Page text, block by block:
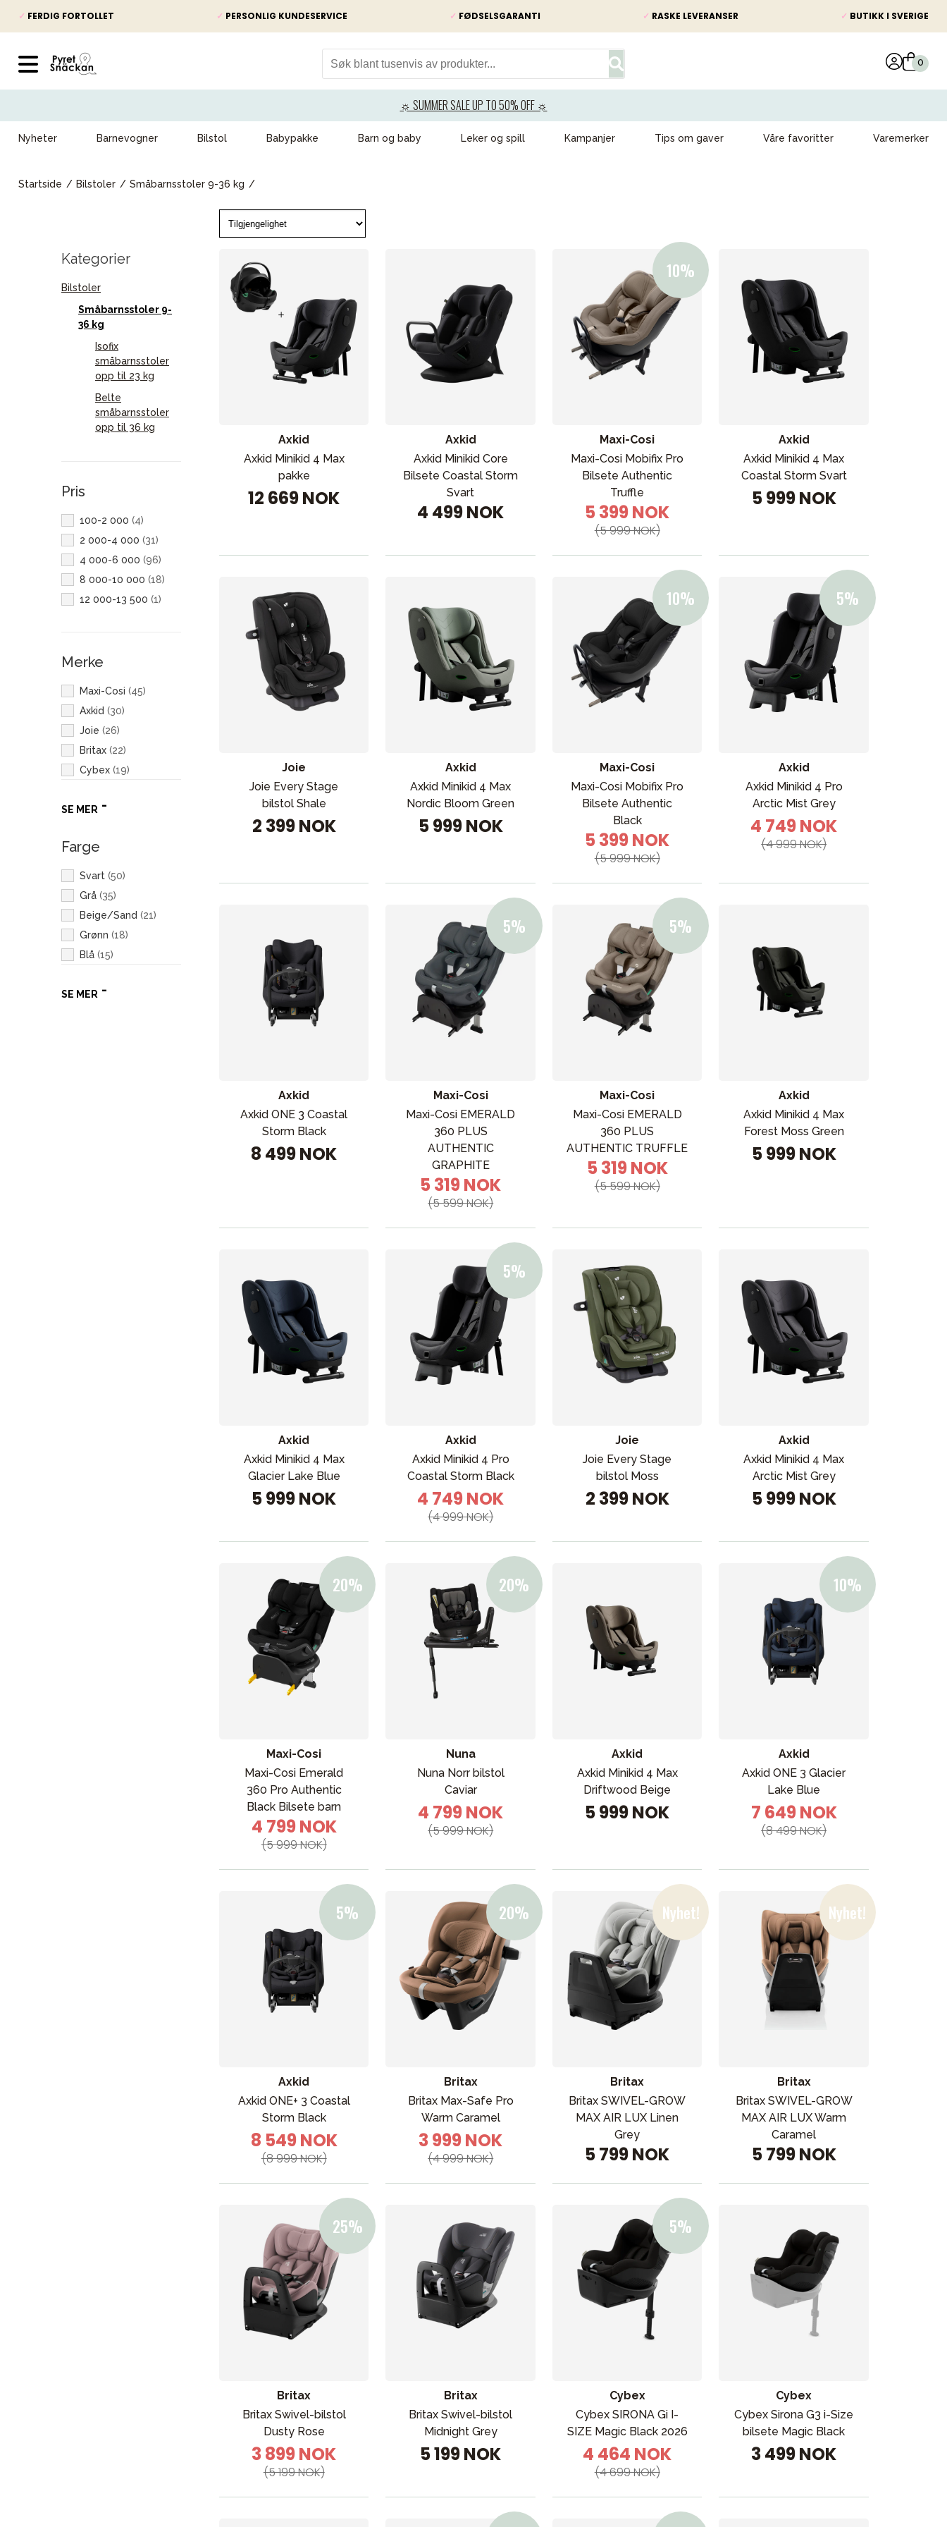
✓ FERDIG FORTOLLET ✓ PERSONLIG KUNDESERVICE ✓ FØDSELSGARANTI ✓ RASKE LEVERANSER ✓ BUTIKK I SVERIGE
☼ SUMMER SALE UP TO 50% OFF ☼
Nyheter Barnevogner Bilstol Babypakke Barn og baby Leker og spill Kampanjer Tips om gaver Våre favoritter Varemerker
Startside Bilstoler Småbarnsstoler 9-36 kg
Kategorier
Bilstoler
Småbarnsstoler 9-
36 kg
Isofix
småbarnsstoler
opp til 23 kg
Belte
småbarnsstoler
opp til 36 kg
Pris
100-2 000 (4)
2 000-4 000 (31)
4 000-6 000 (96)
8 000-10 000 (18)
12 000-13 500 (1)
Merke
Maxi-Cosi (45)
Axkid (30)
Joie (26)
Britax (22)
Cybex (19)
Dooky
SE MER
Farge
Svart (50)
Grå (35)
Beige/Sand (21)
Grønn (18)
Blå (15)
Rosa(
SE MER
Axkid
Axkid Minikid 4 Max
pakke
12 669 NOK
Axkid
Axkid Minikid Core
Bilsete Coastal Storm
Svart
4 499 NOK
Maxi-Cosi
Maxi-Cosi Mobifix Pro
Bilsete Authentic
Truffle
5 399 NOK
(5 999 NOK)
Axkid
Axkid Minikid 4 Max
Coastal Storm Svart
5 999 NOK
Joie
Joie Every Stage
bilstol Shale
2 399 NOK
Axkid
Axkid Minikid 4 Max
Nordic Bloom Green
5 999 NOK
Maxi-Cosi
Maxi-Cosi Mobifix Pro
Bilsete Authentic
Black
5 399 NOK
(5 999 NOK)
Axkid
Axkid Minikid 4 Pro
Arctic Mist Grey
4 749 NOK
(4 999 NOK)
Axkid
Axkid ONE 3 Coastal
Storm Black
8 499 NOK
Maxi-Cosi
Maxi-Cosi EMERALD
360 PLUS
AUTHENTIC
GRAPHITE
5 319 NOK
(5 599 NOK)
Maxi-Cosi
Maxi-Cosi EMERALD
360 PLUS
AUTHENTIC TRUFFLE
5 319 NOK
(5 599 NOK)
Axkid
Axkid Minikid 4 Max
Forest Moss Green
5 999 NOK
Axkid
Axkid Minikid 4 Max
Glacier Lake Blue
5 999 NOK
Axkid
Axkid Minikid 4 Pro
Coastal Storm Black
4 749 NOK
(4 999 NOK)
Joie
Joie Every Stage
bilstol Moss
2 399 NOK
Axkid
Axkid Minikid 4 Max
Arctic Mist Grey
5 999 NOK
Maxi-Cosi
Maxi-Cosi Emerald
360 Pro Authentic
Black Bilsete barn
4 799 NOK
(5 999 NOK)
Nuna
Nuna Norr bilstol
Caviar
4 799 NOK
(5 999 NOK)
Axkid
Axkid Minikid 4 Max
Driftwood Beige
5 999 NOK
Axkid
Axkid ONE 3 Glacier
Lake Blue
7 649 NOK
(8 499 NOK)
Axkid
Axkid ONE+ 3 Coastal
Storm Black
8 549 NOK
(8 999 NOK)
Britax
Britax Max-Safe Pro
Warm Caramel
3 999 NOK
(4 999 NOK)
Britax
Britax SWIVEL-GROW
MAX AIR LUX Linen
Grey
5 799 NOK
Britax
Britax SWIVEL-GROW
MAX AIR LUX Warm
Caramel
5 799 NOK
Britax
Britax Swivel-bilstol
Dusty Rose
3 899 NOK
(5 199 NOK)
Britax
Britax Swivel-bilstol
Midnight Grey
5 199 NOK
Cybex
Cybex SIRONA Gi I-
SIZE Magic Black 2026
4 464 NOK
(4 699 NOK)
Cybex
Cybex Sirona G3 i-Size
bilsete Magic Black
3 499 NOK
Nyheter
Barnevogner
Barn og baby
Leker og spill
Mamma & Pappa
Møbler & seng
Reservedeler
Kampanjer
Tips om gaver